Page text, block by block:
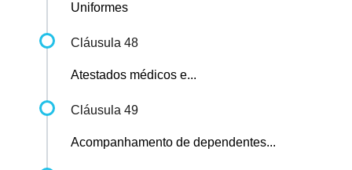
Uniformes
Cláusula 48
Atestados médicos e...
Cláusula 49
Acompanhamento de dependentes...